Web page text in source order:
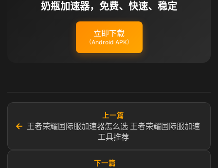
奶瓶加速器，免费、快速、稳定
立即下载
（Android APK）
←
上一篇
王者荣耀国际服加速器怎么选 王者荣耀国际服加速
工具推荐
下一篇